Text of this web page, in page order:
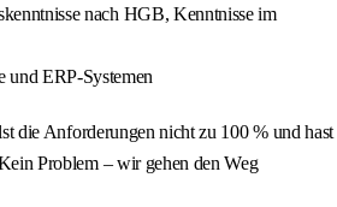
nach HGB, Kenntnisse im
ERP-Systemen
die Anforderungen nicht zu 100 % und hast
Problem – wir gehen den Weg